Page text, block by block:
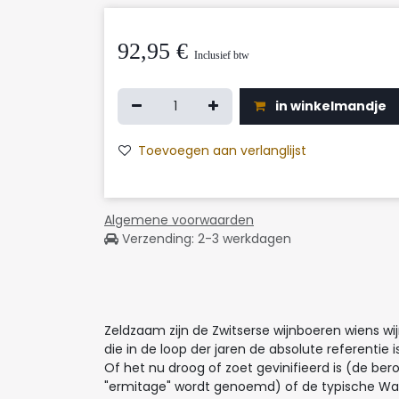
92,95 € Inclusief btw
in winkelmandje
Toevoegen aan verlanglijst
Algemene voorwaarden
Verzending: 2-3 werkdagen
Zeldzaam zijn de Zwitserse wijnboeren wiens
die in de loop der jaren de absolute referentie
Of het nu droog of zoet gevinifieerd is (de
"ermitage" wordt genoemd) of de typische